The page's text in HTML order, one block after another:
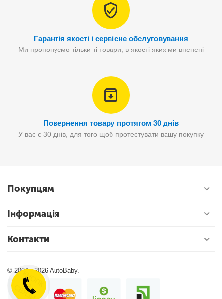
Гарантія якості і сервісне обслуговування
Ми пропонуємо тільки ті товари, в якості яких ми впенені
Повернення товару протягом 30 днів
У вас є 30 днів, для того щоб протестувати вашу покупку
Покупцям
Інформація
Контакти
© 2004 - 2026 AutoBaby.